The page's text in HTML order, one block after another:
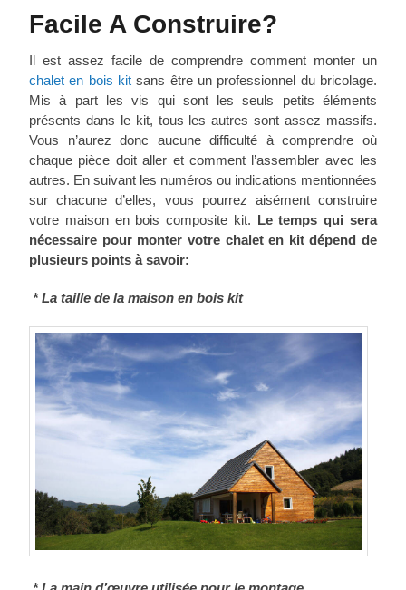
Facile A Construire?
Il est assez facile de comprendre comment monter un
chalet en bois kit sans être un professionnel du bricolage.
Mis à part les vis qui sont les seuls petits éléments
présents dans le kit, tous les autres sont assez massifs.
Vous n’aurez donc aucune difficulté à comprendre où
chaque pièce doit aller et comment l’assembler avec les
autres. En suivant les numéros ou indications mentionnées
sur chacune d’elles, vous pourrez aisément construire
votre maison en bois composite kit. Le temps qui sera
nécessaire pour monter votre chalet en kit dépend de
plusieurs points à savoir:
* La taille de la maison en bois kit